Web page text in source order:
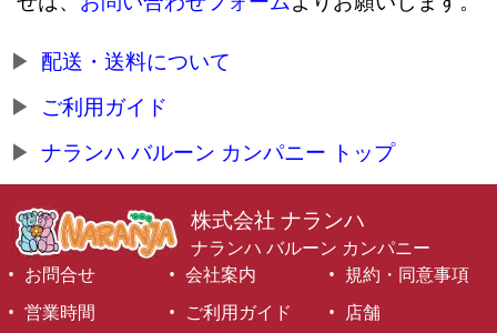
配送・送料について
ご利用ガイド
ナランハ バルーン カンパニー トップ
株式会社 ナランハ
ナランハ バルーン カンパニー
お問合せ
会社案内
規約・同意事項
営業時間
ご利用ガイド 店舗